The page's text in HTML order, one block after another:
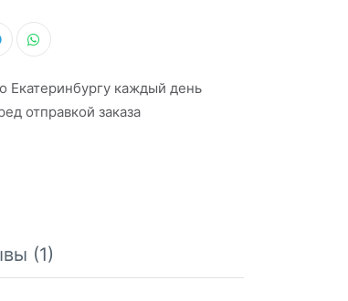
Екатеринбургу каждый день
отправкой заказа
(1)